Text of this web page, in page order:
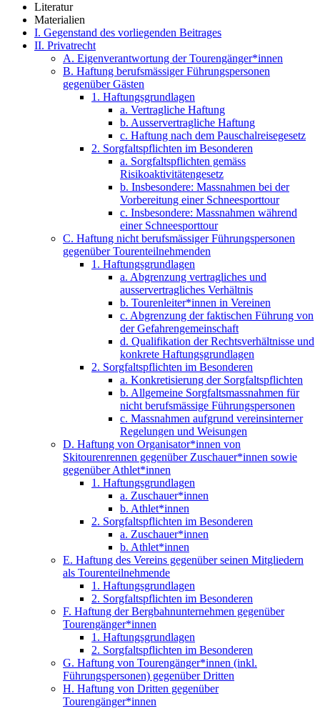
Literatur
Materialien
I. Gegenstand des vorliegenden Beitrages
II. Privatrecht
A. Eigenverantwortung der Tourengänger*innen
B. Haftung berufsmässiger Führungspersonen
gegenüber Gästen
1. Haftungsgrundlagen
a. Vertragliche Haftung
b. Ausservertragliche Haftung
c. Haftung nach dem Pauschalreisegesetz
2. Sorgfaltspflichten im Besonderen
a. Sorgfaltspflichten gemäss
Risikoaktivitätengesetz
b. Insbesondere: Massnahmen bei der
Vorbereitung einer Schneesporttour
c. Insbesondere: Massnahmen während
einer Schneesporttour
C. Haftung nicht berufsmässiger Führungspersonen
gegenüber Tourenteilnehmenden
1. Haftungsgrundlagen
a. Abgrenzung vertragliches und
ausservertragliches Verhältnis
b. Tourenleiter*innen in Vereinen
c. Abgrenzung der faktischen Führung von
der Gefahrengemeinschaft
d. Qualifikation der Rechtsverhältnisse und
konkrete Haftungsgrundlagen
2. Sorgfaltspflichten im Besonderen
a. Konkretisierung der Sorgfaltspflichten
b. Allgemeine Sorgfaltsmassnahmen für
nicht berufsmässige Führungspersonen
c. Massnahmen aufgrund vereinsinterner
Regelungen und Weisungen
D. Haftung von Organisator*innen von
Skitourenrennen gegenüber Zuschauer*innen sowie
gegenüber Athlet*innen
1. Haftungsgrundlagen
a. Zuschauer*innen
b. Athlet*innen
2. Sorgfaltspflichten im Besonderen
a. Zuschauer*innen
b. Athlet*innen
E. Haftung des Vereins gegenüber seinen Mitgliedern
als Tourenteilnehmende
1. Haftungsgrundlagen
2. Sorgfaltspflichten im Besonderen
F. Haftung der Bergbahnunternehmen gegenüber
Tourengänger*innen
1. Haftungsgrundlagen
2. Sorgfaltspflichten im Besonderen
G. Haftung von Tourengänger*innen (inkl.
Führungspersonen) gegenüber Dritten
H. Haftung von Dritten gegenüber
Tourengänger*innen